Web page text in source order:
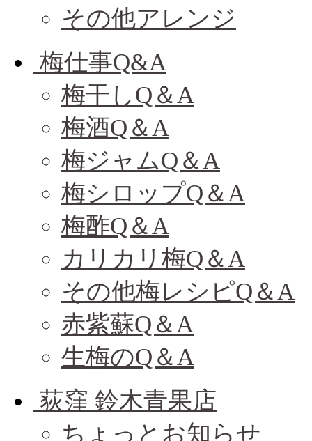
その他アレンジ
梅仕事Q&A
梅干しQ＆A
梅酒Q＆A
梅ジャムQ＆A
梅シロップQ＆A
梅酢Q＆A
カリカリ梅Q＆A
その他梅レシピQ＆A
赤紫蘇Q＆A
生梅のQ＆A
荻窪 鈴木青果店
ちょっとお知らせ